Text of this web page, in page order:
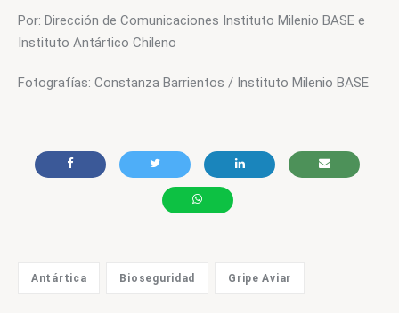
Por: Dirección de Comunicaciones Instituto Milenio BASE e
Instituto Antártico Chileno
Fotografías: Constanza Barrientos / Instituto Milenio BASE
Antártica Bioseguridad Gripe Aviar